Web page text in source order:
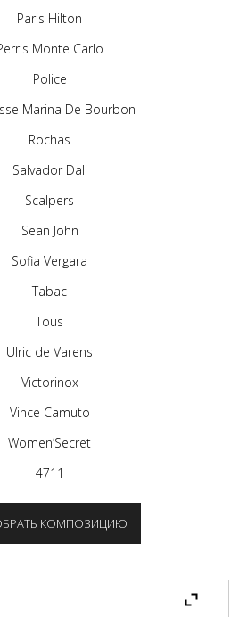
Paris Hilton
Monte Carlo
Police
Marina De Bourbon
Rochas
Salvador Dali
Scalpers
Sean John
Sofia Vergara
Tabac
Tous
Ulric de Varens
Victorinox
Vince Camuto
Women’Secret
4711
КОМПОЗИЦИЮ